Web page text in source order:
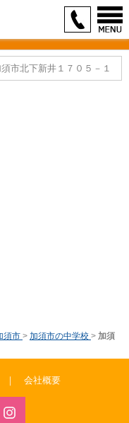
市北下新井１７０５－１
須市 > 加須市の中学校 > 加須
｜ 会社概要